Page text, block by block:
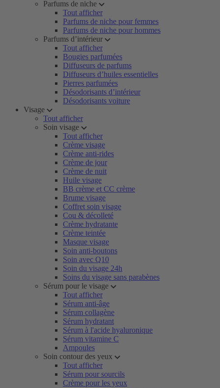
Parfums de niche
Tout afficher
Parfums de niche pour femmes
Parfums de niche pour hommes
Parfums d’intérieur
Tout afficher
Bougies parfumées
Diffuseurs de parfums
Diffuseurs d’huiles essentielles
Pierres parfumées
Désodorisants d’intérieur
Désodorisants voiture
Visage
Tout afficher
Soin visage
Tout afficher
Crème visage
Crème anti-rides
Crème de jour
Crème de nuit
Huile visage
BB crème et CC crème
Brume visage
Coffret soin visage
Cou & décolleté
Crème hydratante
Crème teintée
Masque visage
Soin anti-boutons
Soin avec Q10
Soin du visage 24h
Soins du visage sans parabènes
Sérum pour le visage
Tout afficher
Sérum anti-âge
Sérum collagène
Sérum hydratant
Sérum à l'acide hyaluronique
Sérum vitamine C
Ampoules
Soin contour des yeux
Tout afficher
Sérum pour sourcils
Crème pour les yeux